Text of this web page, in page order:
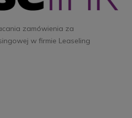
zamówienia za
w firmie Leaseling